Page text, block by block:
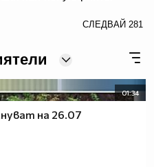
в 90 секунди може да се
СЛЕДВАЙ 281
01:34
на 26.07